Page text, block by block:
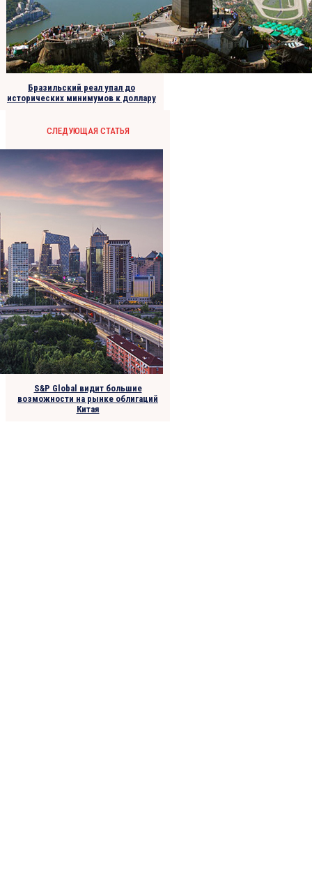
Бразильский реал упал до
исторических минимумов к доллару
СЛЕДУЮЩАЯ СТАТЬЯ
S&P Global видит большие
возможности на рынке облигаций
Китая